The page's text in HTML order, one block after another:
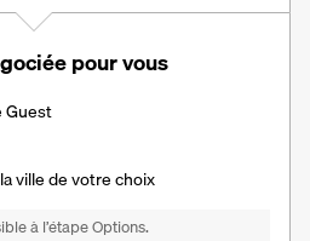
pour vous
Guest
ville de votre choix
à l’étape Options.